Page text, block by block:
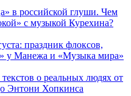
в российской глуши. Чем
с музыкой Курехина?
праздник флоксов,
у Манежа и «Музыка мира»
о реальных людях от
Энтони Хопкинса